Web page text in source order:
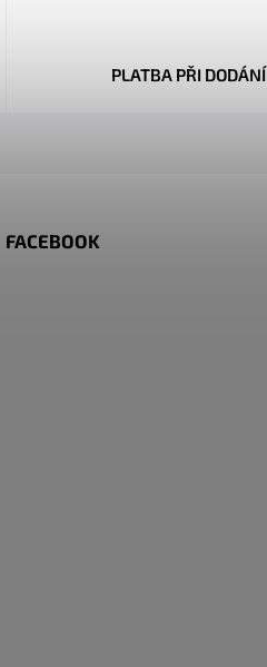
PLATBA PŘI DODÁNÍ
FACEBOOK